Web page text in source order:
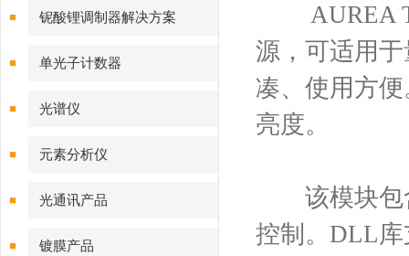
铌酸锂调制器解决方案
单光子计数器
光谱仪
元素分析仪
光通讯产品
镀膜产品
AUREA
源，可适用
凑、使用方便
亮度。
该模块包含
控制。DLL库